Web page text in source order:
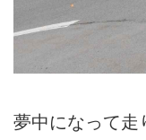
夢中になって走